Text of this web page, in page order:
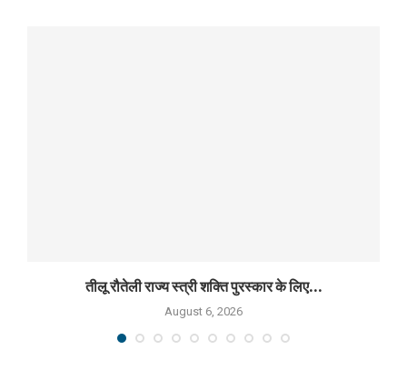
तीलू रौतेली राज्य स्त्री शक्ति पुरस्कार के लिए...
August 6, 2026